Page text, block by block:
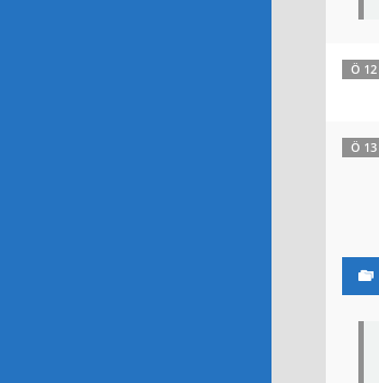
Ö 12
Ö 13